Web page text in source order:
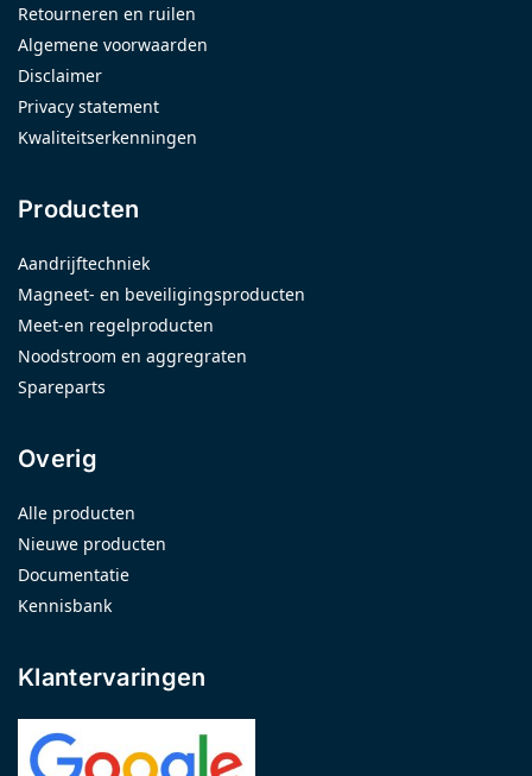
Retourneren en ruilen
Algemene voorwaarden
Disclaimer
Privacy statement
Kwaliteitserkenningen
Producten
Aandrijftechniek
Magneet- en beveiligingsproducten
Meet-en regelproducten
Noodstroom en aggregraten
Spareparts
Overig
Alle producten
Nieuwe producten
Documentatie
Kennisbank
Klantervaringen